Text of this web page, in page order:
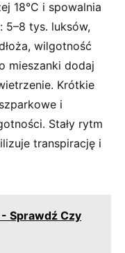
18°C i spowalnia
5–8 tys. luksów,
wilgotność
mieszanki dodaj
Krótkie
i
Stały rytm
transpirację i
Sprawdź Czy